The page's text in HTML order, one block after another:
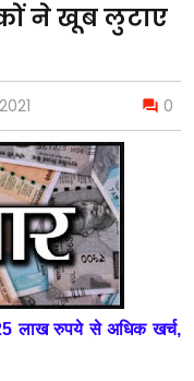
ने खूब लुटाए
0
लाख रुपये से अधिक खर्च,